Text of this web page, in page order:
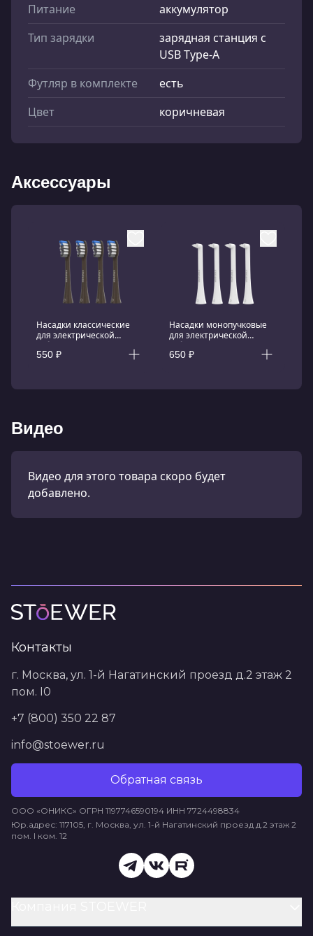
Питание
аккумулятор
Тип зарядки
зарядная станция с
USB Type-A
Футляр в комплекте
есть
Цвет
коричневая
Аксессуары
Насадки классические
для электрической
зубной щетки Stoewer
SoniBrush M5, 4 шт.
550 ₽
Насадки монопучковые
для электрической
зубной щетки Stoewer
SoniBrush M5, 4 шт.
650 ₽
Видео
Видео для этого товара скоро будет
добавлено.
Контакты
г. Москва, ул. 1-й Нагатинский проезд д.2 этаж 2
пом. I0
+7 (800) 350 22 87
info@stoewer.ru
Обратная связь
ООО «ОНИКС» ОГРН 1197746590194 ИНН 7724498834
Юр.адрес: 117105, г. Москва, ул. 1-й Нагатинский проезд д.2 этаж 2
пом. I ком. 12